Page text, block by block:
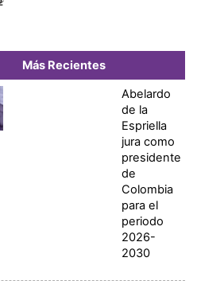
Más Recientes
Abelardo
de la
Espriella
jura como
presidente
de
Colombia
para el
periodo
2026-
2030